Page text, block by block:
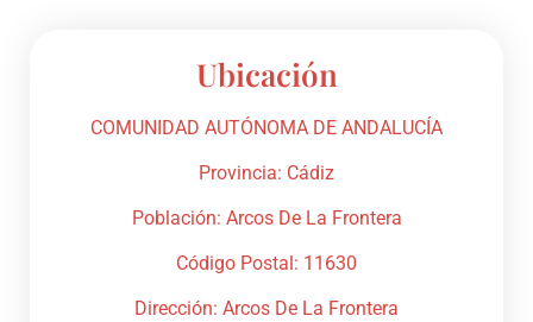
Ubicación
COMUNIDAD AUTÓNOMA DE ANDALUCÍA
Provincia: Cádiz
Población: Arcos De La Frontera
Código Postal: 11630
Dirección: Arcos De La Frontera